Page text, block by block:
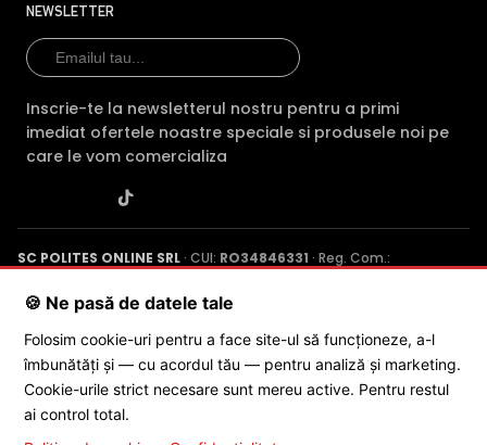
Functia camerei IP Dahua IPC-HDBW3841R-ZAS-27135 de
detectie perimetrala inteligenta, spre deosebire de
alarmele false in cazul evenimentelor de tipul: tripwire
(trecerea peste o linie trasata) sau intrusion
(patrunderea intr-o zona trasate in imaginea camerei).
Eliminarea alarmelor false porneste tot de la functia de
SMD Plus (Smart Motion Detection), eliminand alarmele
obiecte, animale, vegetarie sau diverselor forme de
fenomene meteorologice (ploaie, ninsoare, etc)
NEWSLETTER
Inscrie-te la newsletterul nostru pentru a primi
imediat ofertele noastre speciale si produsele noi pe
care le vom comercializa
SC POLITES ONLINE SRL · CUI: RO34846331 · Reg. Com.:
Poenaru, Nr. 1, Craiova, Jud. Dolj ·
© 2026 SC POLITES ONLINE SRL
🍪 Ne pasă de datele tale
Folosim cookie-uri pentru a face site-ul să funcționeze, a-l
îmbunătăți și — cu acordul tău — pentru analiză și marketing.
Cookie-urile strict necesare sunt mereu active. Pentru restul
ai control total.